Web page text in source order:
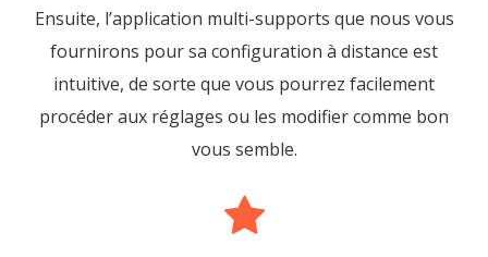
Ensuite, l’application multi-supports que nous vous
fournirons pour sa configuration à distance est
intuitive, de sorte que vous pourrez facilement
procéder aux réglages ou les modifier comme bon
vous semble.